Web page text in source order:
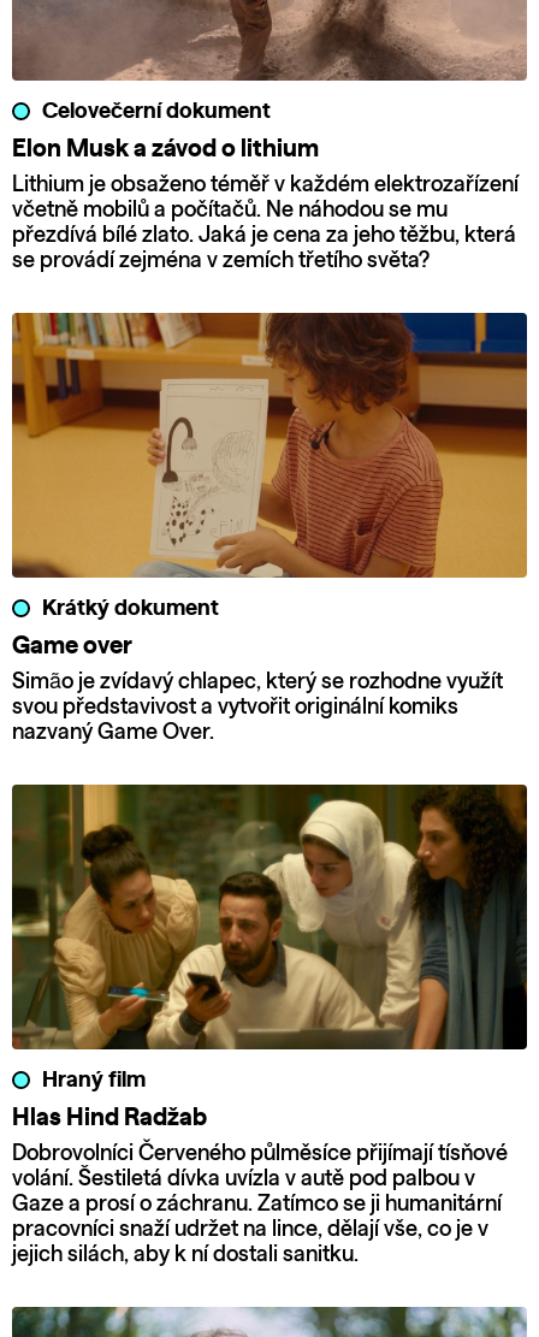
Celovečerní dokument
Elon Musk a závod o lithium
Lithium je obsaženo téměř v každém elektrozařízení
včetně mobilů a počítačů. Ne náhodou se mu
přezdívá bílé zlato. Jaká je cena za jeho těžbu, která
se provádí zejména v zemích třetího světa?
Krátký dokument
Game over
Simão je zvídavý chlapec, který se rozhodne využít
svou představivost a vytvořit originální komiks
nazvaný Game Over.
Hraný film
Hlas Hind Radžab
Dobrovolníci Červeného půlměsíce přijímají tísňové
volání. Šestiletá dívka uvízla v autě pod palbou v
Gaze a prosí o záchranu. Zatímco se ji humanitární
pracovníci snaží udržet na lince, dělají vše, co je v
jejich silách, aby k ní dostali sanitku.